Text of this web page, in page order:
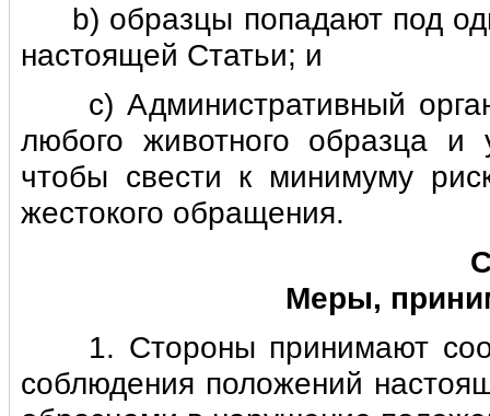
b) образцы попадают под
настоящей Статьи; и
с) Административный орган
любого животного образца и
чтобы свести к минимуму
жестокого обращения.
Меры,
1. Стороны принимают
соблюдения положений